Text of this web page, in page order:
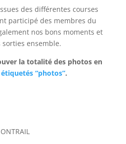
des différentes courses
participé des membres du
nos bons moments et
ensemble.
la totalité des photos en
“photos”.